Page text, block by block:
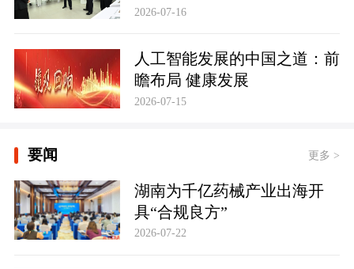
2026-07-16
人工智能发展的中国之道：前
瞻布局 健康发展
2026-07-15
要闻 更多 >
湖南为千亿药械产业出海开
具“合规良方”
2026-07-22